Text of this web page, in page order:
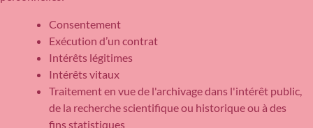
Consentement
Exécution d’un contrat
Intérêts légitimes
Intérêts vitaux
Traitement en vue de l'archivage dans l'intérêt public,
de la recherche scientifique ou historique ou à des
fins statistiques